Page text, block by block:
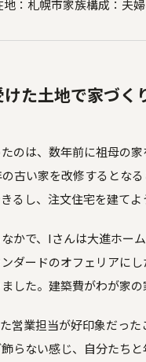
地：札幌市家族構成：夫
た土地で家づく
たのは、数年前に祖母の
古い家を改修するとな
るし、注文住宅を建てよ
かで、Iさんは大進ホーム
ンダードのオフェリアに
した。建築費がわが家
営業担当が好印象だった
飾らない感じ、自分たち